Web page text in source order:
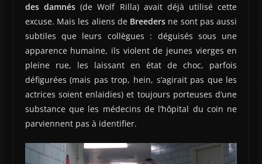
des damnés(de Wolf Rilla) avait déjà utilisé cette
excuse. Mais les aliens de Breeders ne sont pas aussi
subtiles que leurs collègues : déguisés sous une
apparence humaine, ils violent de jeunes vierges en
pleine rue, les laissant en état de choc, parfois
défigurées (mais pas trop, hein, s’agirait pas que les
actrices soient enlaidies) et toujours porteuses d’une
substance que les médecins de l’hôpital du coin ne
parviennent pas à identifier.